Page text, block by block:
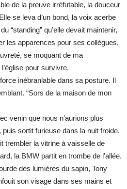
de la preuve irréfutable, la douceur
se leva d’un bond, la voix acerbe
“standing” qu’elle devait maintenir,
les apparences pour ses collègues,
se moquant de ma
pour survivre.
inébranlable dans sa posture. Il
“Sors de la maison de mon
venin que nous n’aurions plus
sortit furieuse dans la nuit froide.
trembler la vitrine à vaisselle de
la BMW partit en trombe de l’allée.
des lumières du sapin, Tony
son visage dans ses mains et